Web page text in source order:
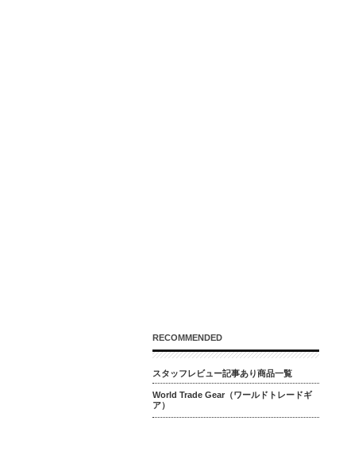
RECOMMENDED
スタッフレビュー記事あり商品一覧
World Trade Gear（ワールドトレードギ
ア）